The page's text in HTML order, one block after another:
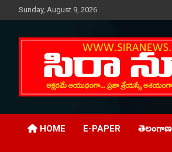
to
Sunday, August 9, 2026
SIRA NEWS
HOME E-PAPER తెలంగాణ